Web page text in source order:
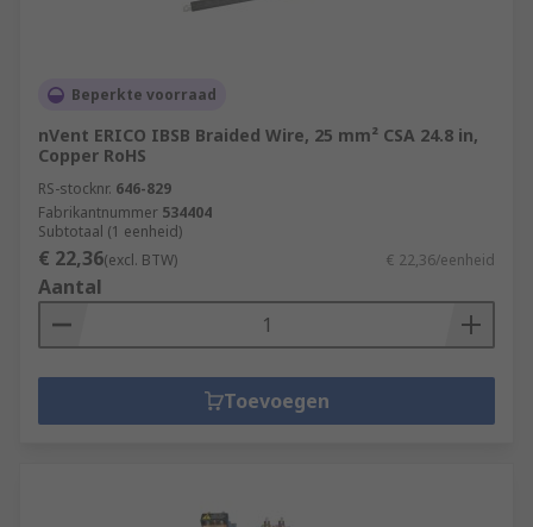
Beperkte voorraad
nVent ERICO IBSB Braided Wire, 25 mm² CSA 24.8 in,
Copper RoHS
RS-stocknr. 646-829
Fabrikantnummer 534404
Subtotaal (1 eenheid)
€ 22,36(excl. BTW) € 22,36/eenheid
Aantal
Toevoegen